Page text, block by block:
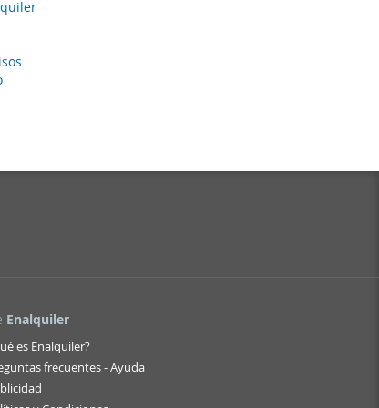
Enalquiler
es Enalquiler?
frecuentes - Ayuda